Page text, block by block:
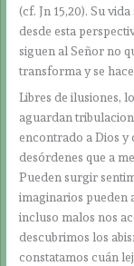
(cf. Jn 15,20). Su
desde esta
siguen al Señor no
transforma y se
Libres de ilusiones,
aguardan
encontrado a Dios y
desórdenes que a
Pueden surgir
imaginarios pueden
incluso malos nos
descubrimos los
constatamos cuán